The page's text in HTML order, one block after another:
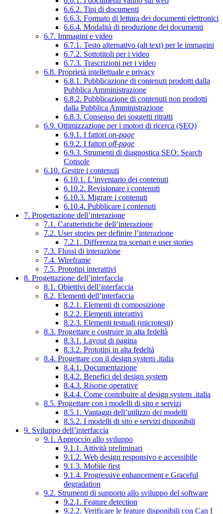
6.6.2. Tipi di documenti
6.6.3. Formato di lettura dei documenti elettronici
6.6.4. Modalità di produzione dei documenti
6.7. Immagini e video
6.7.1. Testo alternativo (alt text) per le immagini
6.7.2. Sottotitoli per i video
6.7.3. Trascrizioni per i video
6.8. Proprietà intellettuale e privacy
6.8.1. Pubblicazione di contenuti prodotti dalla
Pubblica Amministrazione
6.8.2. Pubblicazione di contenuti non prodotti
dalla Pubblica Amministrazione
6.8.3. Consenso dei soggetti ritratti
6.9. Ottimizzazione per i motori di ricerca (SEO)
6.9.1. I fattori on-page
6.9.2. I fattori off-page
6.9.3. Strumenti di diagnostica SEO: Search
Console
6.10. Gestire i contenuti
6.10.1. L’inventario dei contenuti
6.10.2. Revisionare i contenuti
6.10.3. Migrare i contenuti
6.10.4. Pubblicare i contenuti
7. Progettazione dell’interazione
7.1. Caratteristiche dell’interazione
7.2. User stories per definire l’interazione
7.2.1. Differenza tra scenari e user stories
7.3. Flussi di interazione
7.4. Wireframe
7.5. Prototipi interattivi
8. Progettazione dell’interfaccia
8.1. Obiettivi dell’interfaccia
8.2. Elementi dell’interfaccia
8.2.1. Elementi di composizione
8.2.2. Elementi interattivi
8.2.3. Elementi testuali (microtesti)
8.3. Progettare e costruire in alta fedeltà
8.3.1. Layout di pagina
8.3.2. Prototipi in alta fedeltà
8.4. Progettare con il design system .italia
8.4.1. Documentazione
8.4.2. Benefici del design system
8.4.3. Risorse operative
8.4.4. Come contribuire al design system .italia
8.5. Progettare con i modelli di sito e servizi
8.5.1. Vantaggi dell’utilizzo dei modelli
8.5.2. I modelli di sito e servizi disponibili
9. Sviluppo dell’interfaccia
9.1. Approccio allo sviluppo
9.1.1. Attività preliminari
9.1.2. Web design responsivo e accessibile
9.1.3. Mobile first
9.1.4. Progressive enhancement e Graceful
degradation
9.2. Strumenti di supporto allo sviluppo del software
9.2.1. Feature detection
9.2.2. Verificare le feature disponibili con Can I